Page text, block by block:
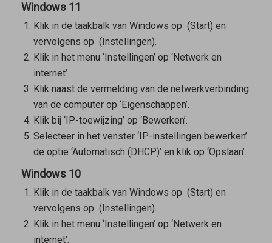
Windows 11
Klik in de taakbalk van Windows op (Start) en
vervolgens op (Instellingen).
Klik in het menu ‘Instellingen’ op ‘Netwerk en
internet’.
Klik naast de vermelding van de netwerkverbinding
van de computer op ‘Eigenschappen’.
Klik bij ‘IP-toewijzing’ op ‘Bewerken’.
Selecteer in het venster ‘IP-instellingen bewerken’
de optie ‘Automatisch (DHCP)’ en klik op ‘Opslaan’.
Windows 10
Klik in de taakbalk van Windows op (Start) en
vervolgens op (Instellingen).
Klik in het menu ‘Instellingen’ op ‘Netwerk en
internet’.